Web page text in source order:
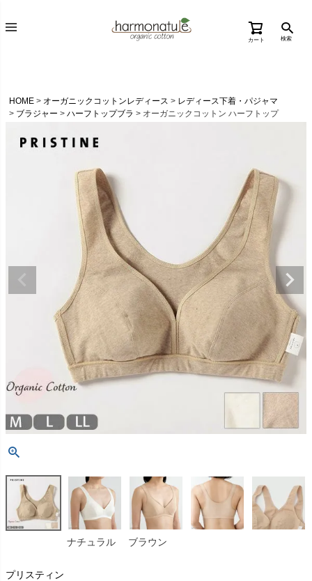
カート 検索
HOME オーガニックコットンレディース
レディース下着・パジャマ
ブラジャー
ハーフトップブラ オーガニックコットン ハーフトップ
ナチュラル ブラウン
プリスティン